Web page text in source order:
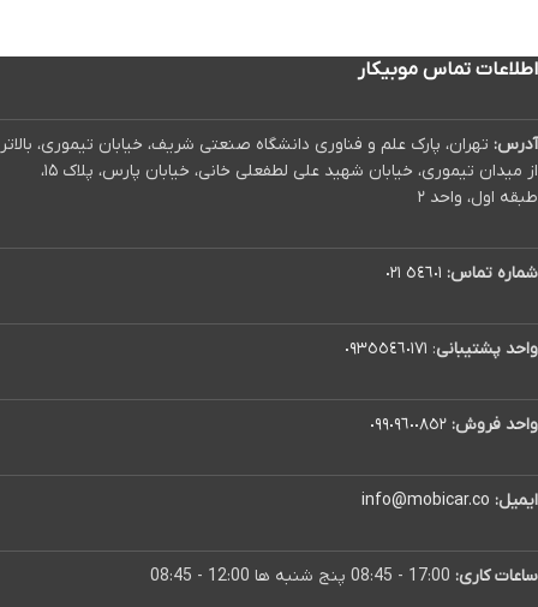
اطلاعات تماس موبیکار
آدرس: تهران، پارک علم و فناوری دانشگاه صنعتی شریف، خیابان تیموری، بالاتر
از میدان تیموری، خیابان شهید علی لطفعلی خانی، خیابان پارس، پلاک ۱۵،
طبقه اول، واحد ۲
شماره تماس: ٥٤٦٠١ ٠٢١
واحد پشتیبانی: ٠٩٣٥٥٤٦٠١٧١
واحد فروش: ٠٩٩٠٩٦٠٠٨٥٢
ایمیل: info@mobicar.co
ساعات کاری: